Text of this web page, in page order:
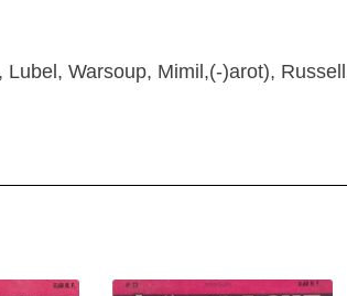
Warsoup, Mimil,(-)arot),